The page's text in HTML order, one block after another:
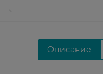
Описание